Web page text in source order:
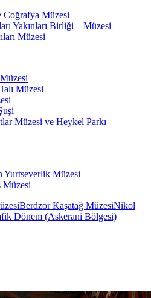
Coğrafya Müzesi
Yakınları Birliği – Müzesi
Müzesi
Müzesi
Müzesi ve Heykel Parkı
Müzesi
Müzesi
Berdzor Kaşatağ MüzesiNikol
Dönem (Askerani Bölgesi)